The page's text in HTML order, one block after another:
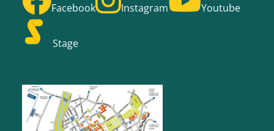
Facebook Instagram Youtube
Stage